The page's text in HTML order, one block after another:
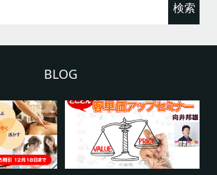
BLOG